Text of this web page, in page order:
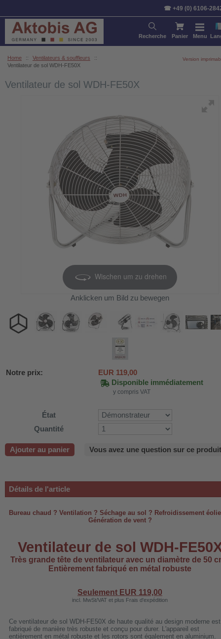
☎ +49 (0) 6106-
Recherche Panier Menu
WDH-AP1212
et WDH-626L
Home :: Ventilateurs & souffleurs
::
Ventilateur de sol WDH-FE50X
Version
Ventilateur de sol WDH-FE50X
Wischen um zu drehen
Anklicken um Bild zu bewegen
Notre prix: EUR 119,00
Disponible immédiatement
y compris VAT
État
Quantité
Ajouter au panier Vous avez une question sur ce
Détails de l'article
Bureau chaud ? Ventilation ? Séchage au sol ? Refroidissement
Génération de vent ?
Ventilateur de sol WDH-
Très grande tête de ventilateur avec un diamètre de 50
Entièrement fabriqué en métal robuste
Seulement EUR 119,00
incl. MwSt/VAT et plus Frais d'expédition
Ce ventilateur de sol WDH-FE50X de haute qualité au design moderne est
fabriqué de manière très robuste et conçu pour durer. L'appareil est
entièrement en métal robuste et les rotors sont également en aluminium.